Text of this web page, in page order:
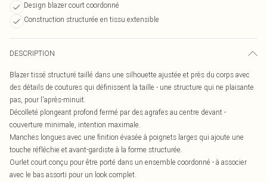
Design blazer court coordonné
Construction structurée en tissu extensible
DESCRIPTION
Blazer tissé structuré taillé dans une silhouette ajustée et près du corps avec
des détails de coutures qui définissent la taille - une structure qui ne plaisante
pas, pour l'après-minuit.
Décolleté plongeant profond fermé par des agrafes au centre devant -
couverture minimale, intention maximale.
Manches longues avec une finition évasée à poignets larges qui ajoute une
touche réfléchie et avant-gardiste à la forme structurée.
Ourlet court conçu pour être porté dans un ensemble coordonné - à associer
avec le bas assorti pour un look complet.